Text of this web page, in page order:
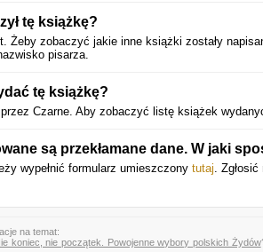
tę książkę?
Żeby zobaczyć jakie inne książki zostały
pisarza.
tę książkę?
Czarne. Aby zobaczyć listę książek
są przekłamane dane. W jaki
wypełnić formularz umieszczony tutaj.
na temat:
koniec, nie początek. Powojenne wybory polskich Żydów